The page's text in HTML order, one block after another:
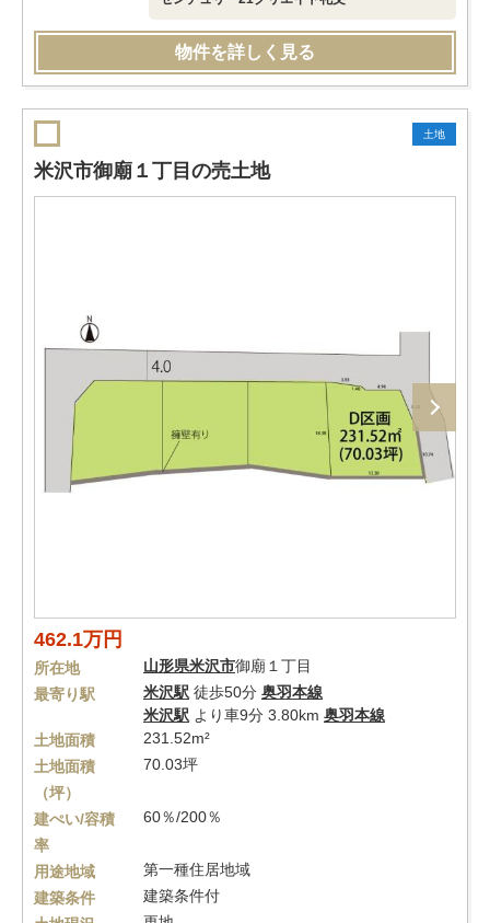
物件を詳しく見る
土地
米沢市御廟１丁目の売土地
462.1万円
所在地 山形県米沢市御廟１丁目
最寄り駅
米沢駅 徒歩50分 奥羽本線
米沢駅 より車9分 3.80km 奥羽本線
土地面積
231.52m²
土地面積
（坪）
70.03坪
建ぺい/容積
率
60％/200％
用途地域
第一種住居地域
建築条件
建築条件付